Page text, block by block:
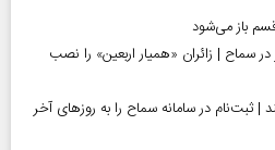
سماح | زائران «همیار اربعین» را نصب
ارز اربعین ۱۴۰۵ بخوانند | ثبت‌نام در سامانه سماح را به روز‌های آخر